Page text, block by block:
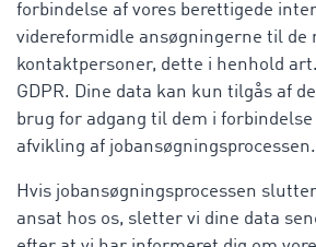
forbindelse af vores berettigede
videreformidle ansøgningerne til de
kontaktpersoner, dette i henhold
GDPR. Dine data kan kun tilgås af
brug for adgang til dem i
afvikling af jobansøgningsprocessen.
Hvis jobansøgningsprocessen
ansat hos os, sletter vi dine data